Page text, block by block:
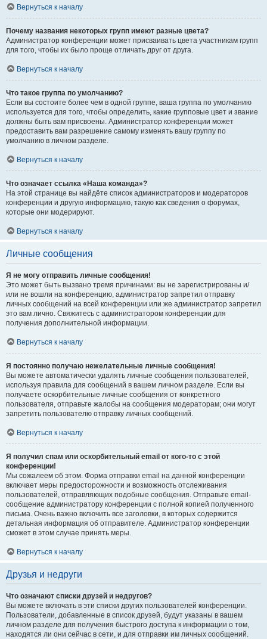
Вернуться к началу
Почему названия некоторых групп имеют разные цвета?
Администратор конференции может присваивать цвета участникам групп
для того, чтобы их было проще отличать друг от друга.
Вернуться к началу
Что такое группа по умолчанию?
Если вы состоите более чем в одной группе, ваша группа по умолчанию
используется для того, чтобы определить, какие групповые цвет и звание
должны быть вам присвоены. Администратор конференции может
предоставить вам разрешение самому изменять вашу группу по
умолчанию в личном разделе.
Вернуться к началу
Что означает ссылка «Наша команда»?
На этой странице вы найдёте список администраторов и модераторов
конференции и другую информацию, такую как сведения о форумах,
которые они модерируют.
Вернуться к началу
Личные сообщения
Я не могу отправить личные сообщения!
Это может быть вызвано тремя причинами: вы не зарегистрированы и/
или не вошли на конференцию, администратор запретил отправку
личных сообщений на всей конференции или же администратор запретил
это вам лично. Свяжитесь с администратором конференции для
получения дополнительной информации.
Вернуться к началу
Я постоянно получаю нежелательные личные сообщения!
Вы можете автоматически удалять личные сообщения пользователей,
используя правила для сообщений в вашем личном разделе. Если вы
получаете оскорбительные личные сообщения от конкретного
пользователя, отправьте жалобы на сообщения модераторам; они могут
запретить пользователю отправку личных сообщений.
Вернуться к началу
Я получил спам или оскорбительный email от кого-то с этой
конференции!
Мы сожалеем об этом. Форма отправки email на данной конференции
включает меры предосторожности и возможность отслеживания
пользователей, отправляющих подобные сообщения. Отправьте email-
сообщение администратору конференции с полной копией полученного
письма. Очень важно включить все заголовки, в которых содержится
детальная информация об отправителе. Администратор конференции
сможет в этом случае принять меры.
Вернуться к началу
Друзья и недруги
Что означают списки друзей и недругов?
Вы можете включать в эти списки других пользователей конференции.
Пользователи, добавленные в список друзей, будут указаны в вашем
личном разделе для получения быстрого доступа к информации о том,
находятся ли они сейчас в сети, и для отправки им личных сообщений.